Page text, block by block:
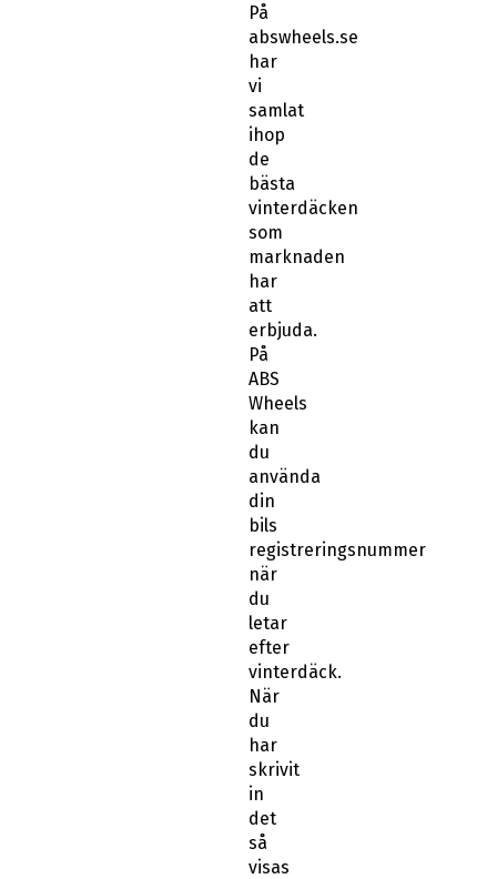
På
abswheels.se
har
vi
samlat
ihop
de
bästa
vinterdäcken
som
marknaden
har
att
erbjuda.
På
ABS
Wheels
kan
du
använda
din
bils
registreringsnummer
när
du
letar
efter
vinterdäck.
När
du
har
skrivit
in
det
så
visas